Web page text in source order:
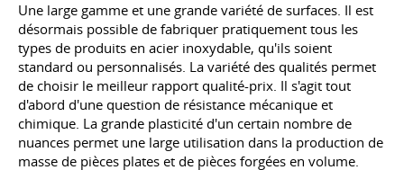
Une large gamme et une grande variété de surfaces. Il est
désormais possible de fabriquer pratiquement tous les
types de produits en acier inoxydable, qu'ils soient
standard ou personnalisés. La variété des qualités permet
de choisir le meilleur rapport qualité-prix. Il s'agit tout
d'abord d'une question de résistance mécanique et
chimique. La grande plasticité d'un certain nombre de
nuances permet une large utilisation dans la production de
masse de pièces plates et de pièces forgées en volume.